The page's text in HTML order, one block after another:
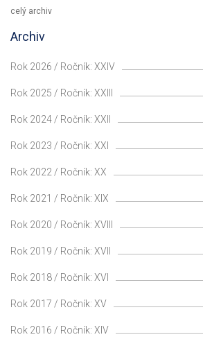
celý archiv
Archiv
Rok 2026 / Ročník: XXIV
Rok 2025 / Ročník: XXIII
Rok 2024 / Ročník: XXII
Rok 2023 / Ročník: XXI
Rok 2022 / Ročník: XX
Rok 2021 / Ročník: XIX
Rok 2020 / Ročník: XVIII
Rok 2019 / Ročník: XVII
Rok 2018 / Ročník: XVI
Rok 2017 / Ročník: XV
Rok 2016 / Ročník: XIV